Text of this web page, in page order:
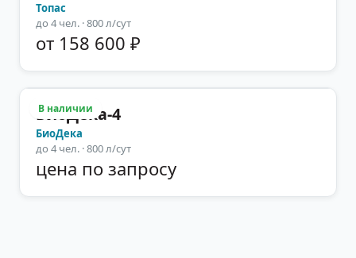
Топас
до 4 чел. · 800 л/сут
от 158 600 ₽
В наличии
БиоДека-4
БиоДека
до 4 чел. · 800 л/сут
цена по запросу